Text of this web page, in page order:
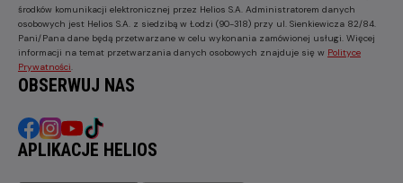
środków komunikacji elektronicznej przez Helios S.A. Administratorem danych
osobowych jest Helios S.A. z siedzibą w Łodzi (90-318) przy ul. Sienkiewicza 82/84.
Pani/Pana dane będą przetwarzane w celu wykonania zamówionej usługi. Więcej
informacji na temat przetwarzania danych osobowych znajduje się w Polityce
Prywatności
OBSERWUJ NAS
APLIKACJE HELIOS